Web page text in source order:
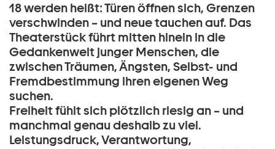
18 werden heißt: Türen öffnen sich, Grenzen
verschwinden – und neue tauchen auf. Das
Theaterstück führt mitten hinein in die
Gedankenwelt junger Menschen, die
zwischen Träumen, Ängsten, Selbst- und
Fremdbestimmung ihren eigenen Weg
suchen.
Freiheit fühlt sich plötzlich riesig an – und
manchmal genau deshalb zu viel.
Leistungsdruck, Verantwortung,